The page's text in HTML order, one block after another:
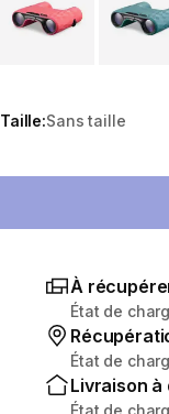
Taille:Sans taille
À
État de
État de
Livraison à
État de